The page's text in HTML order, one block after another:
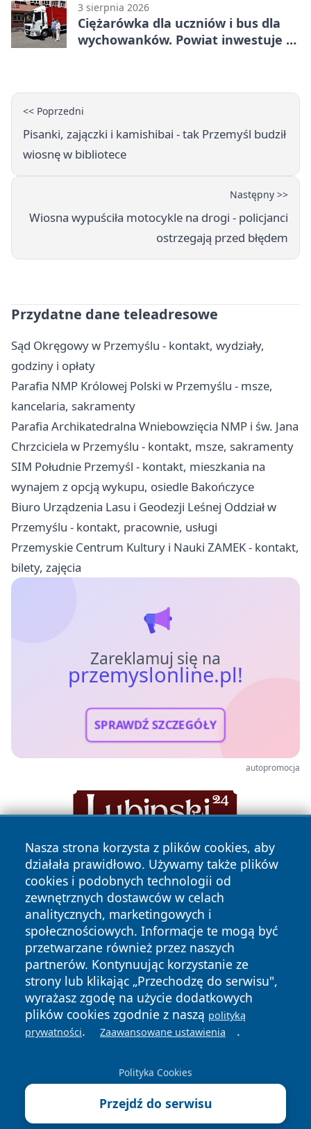
3 sierpnia 2026
Ciężarówka dla uczniów i bus dla
wychowanków. Powiat inwestuje w
<< Poprzedni
Pisanki, zajączki i kamishibai - tak Przemyśl budził
wiosnę w bibliotece
Następny >>
Wiosna wypuściła motocykle na drogi - policjanci
ostrzegają przed błędem
Przydatne dane teleadresowe
Sąd Okręgowy w Przemyślu - kontakt, wydziały,
godziny i opłaty
Parafia NMP Królowej Polski w Przemyślu - msze,
kancelaria, sakramenty
Parafia Archikatedralna Wniebowzięcia NMP i św. Jana
Chrzciciela w Przemyślu - kontakt, msze, sakramenty
SIM Południe Przemyśl - kontakt, mieszkania na
wynajem z opcją wykupu, osiedle Bakończyce
Biuro Urządzenia Lasu i Geodezji Leśnej Oddział w
Przemyślu - kontakt, pracownie, usługi
Przemyskie Centrum Kultury i Nauki ZAMEK - kontakt,
bilety, zajęcia
Zareklamuj się na
przemyslonline.pl!
SPRAWDŹ SZCZEGÓŁY
autopromocja
Nasza strona korzysta z plików cookies, aby
działała prawidłowo. Używamy także plików
cookies i podobnych technologii od
zewnętrznych dostawców w celach
analitycznych, marketingowych i
społecznościowych. Informacje te mogą być
przetwarzane również przez naszych
partnerów. Kontynuując korzystanie ze
strony lub klikając „Przechodzę do serwisu",
wyrażasz zgodę na użycie dodatkowych
plików cookies zgodnie z naszą polityką
prywatności. Zaawansowane ustawienia .
Polityka Cookies
Przejdź do serwisu
Copyright © 2026 przemyslonline.pl Wszystkie prawa
zastrzeżone.
News Autorzy
Polityka
Prywatności
Polityka
Cookies